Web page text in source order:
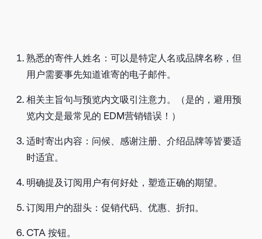
熟悉的寄件人姓名：可以是特定人名或品牌名称，但
用户需要事先知道谁寄的电子邮件。
相关主旨句与预览内文吸引注意力。（是的，避用预
览内文是最常见的 EDM营销错误！）
适时寄出内容：问候、感谢注册、介绍品牌等皆要适
时适宜。
明确提及订阅用户有何好处，塑造正确的期望。
订阅用户的甜头：促销代码、优惠、折扣。
CTA 按钮。